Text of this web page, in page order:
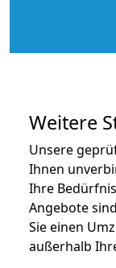
Weitere
Unsere
Ihnen
Ihre
Angebote
Sie einen
außerhalb